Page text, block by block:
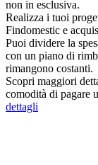
non in esclusiva.
Realizza i tuoi
Findomestic e
Puoi dividere la
con un piano di
rimangono costanti.
Scopri maggiori
comodità di pagare
dettagli